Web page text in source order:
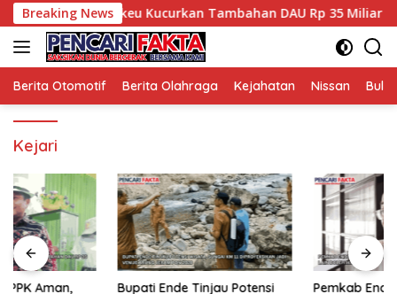
Langsung
ke
konten
Breaking News
Aman, Kemenkeu Kucurkan Tambahan DAU Rp 35 Miliar
Berita Otomotif Berita Olahraga Kejahatan Nissan
Kejari
Bupati Ende Tinjau Potensi
Pemkab Ende Buka Lelang